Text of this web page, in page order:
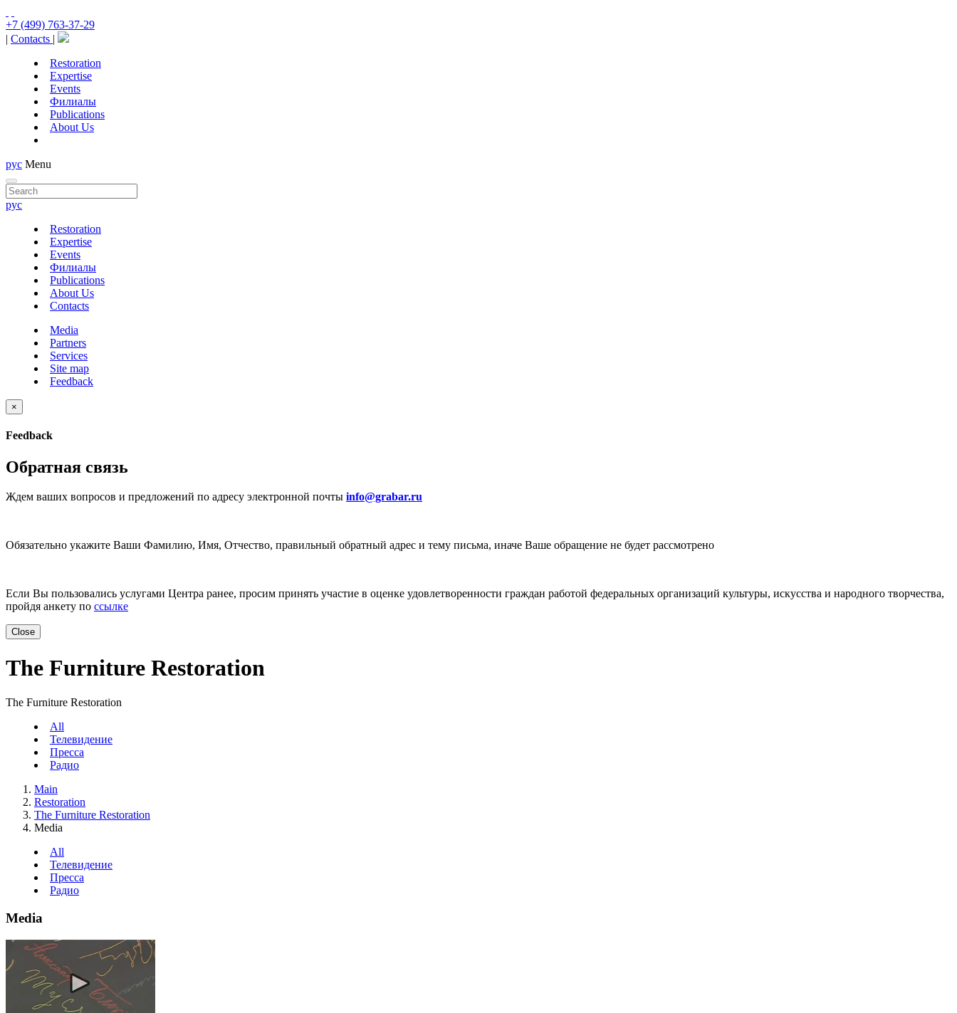
+7 (499) 763-37-29
| Contacts |
Restoration
Expertise
Events
Филиалы
Publications
About Us
рус Menu
рус
Restoration
Expertise
Events
Филиалы
Publications
About Us
Contacts
Media
Partners
Services
Site map
Feedback
×
Feedback
Обратная связь
Ждем ваших вопросов и предложений по адресу электронной почты info@grabar.ru
Обязательно укажите Ваши Фамилию, Имя, Отчество, правильный обратный адрес и тему письма, иначе Ваше обращение не будет рассмотрено
Если Вы пользовались услугами Центра ранее, просим принять участие в оценке удовлетворенности граждан работой федеральных организаций культуры, искусства и народного творчества,
пройдя анкету по ссылке
Close
The Furniture Restoration
The Furniture Restoration
All
Телевидение
Пресса
Радио
Main
Restoration
The Furniture Restoration
Media
All
Телевидение
Пресса
Радио
Media